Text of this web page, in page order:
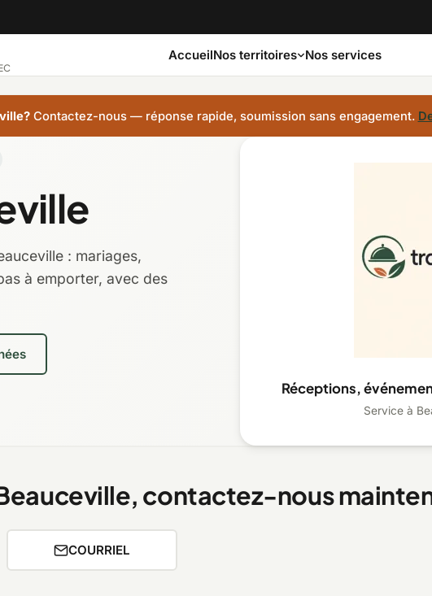
AccueilNos territoires
Côte-Nord
Laurentides
Jean
Nos services
Contactez-nous — réponse rapide, soumission sans engagement.
: mariages,
à emporter, avec des
Réceptions,
Service à
contactez-nous
COURRIEL